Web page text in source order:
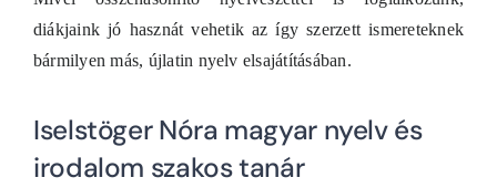
diákjaink jó hasznát vehetik az így szerzett ismereteknek
bármilyen más, újlatin nyelv elsajátításában.
Iselstöger Nóra magyar nyelv és
irodalom szakos tanár